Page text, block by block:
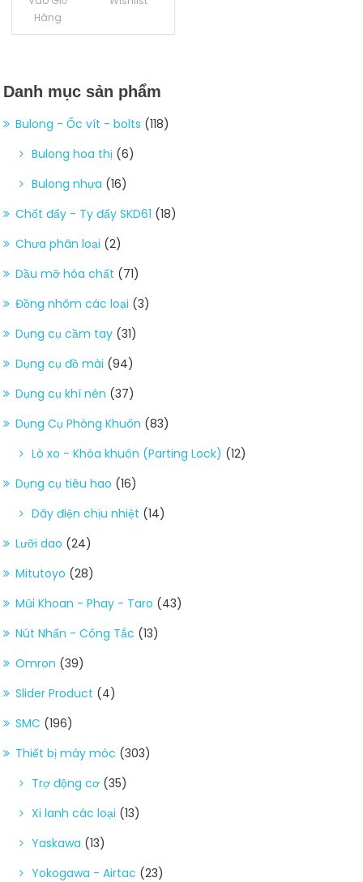
Hàng
Danh mục sản phẩm
Bulong - Ốc vít - bolts (118)
Bulong hoa thị (6)
Bulong nhựa (16)
Chốt đẩy - Ty đẩy SKD61 (18)
Chưa phân loại (2)
Dầu mỡ hóa chất (71)
Đồng nhôm các loại (3)
Dụng cụ cầm tay (31)
Dụng cụ đồ mài (94)
Dụng cụ khí nén (37)
Dụng Cụ Phòng Khuôn (83)
Lò xo - Khóa khuôn (Parting Lock) (12)
Dụng cụ tiêu hao (16)
Dây điện chịu nhiệt (14)
Lưỡi dao (24)
Mitutoyo (28)
Mũi Khoan - Phay - Taro (43)
Nút Nhấn - Công Tắc (13)
Omron (39)
Slider Product (4)
SMC (196)
Thiết bị máy móc (303)
Trợ động cơ (35)
Xi lanh các loại (13)
Yaskawa (13)
Yokogawa - Airtac (23)